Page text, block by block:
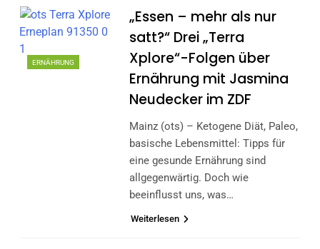
ERNÄHRUNG
„Essen – mehr als nur
satt?“ Drei „Terra
Xplore“-Folgen über
Ernährung mit Jasmina
Neudecker im ZDF
Mainz (ots) – Ketogene Diät, Paleo,
basische Lebensmittel: Tipps für
eine gesunde Ernährung sind
allgegenwärtig. Doch wie
beeinflusst uns, was…
Weiterlesen